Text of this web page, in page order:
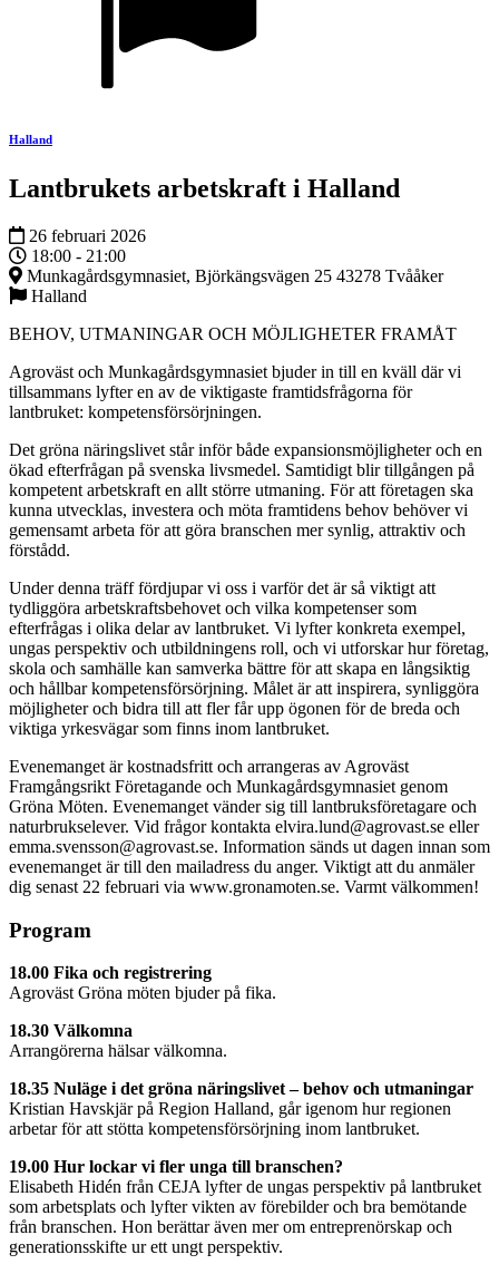
Halland
Lantbrukets arbetskraft i Halland
26 februari 2026
18:00 - 21:00
Munkagårdsgymnasiet, Björkängsvägen 25 43278 Tvååker
Halland
BEHOV, UTMANINGAR OCH MÖJLIGHETER FRAMÅT
Agroväst och Munkagårdsgymnasiet bjuder in till en kväll där vi
tillsammans lyfter en av de viktigaste framtidsfrågorna för
lantbruket: kompetensförsörjningen.
Det gröna näringslivet står inför både expansionsmöjligheter och en
ökad efterfrågan på svenska livsmedel. Samtidigt blir tillgången på
kompetent arbetskraft en allt större utmaning. För att företagen ska
kunna utvecklas, investera och möta framtidens behov behöver vi
gemensamt arbeta för att göra branschen mer synlig, attraktiv och
förstådd.
Under denna träff fördjupar vi oss i varför det är så viktigt att
tydliggöra arbetskraftsbehovet och vilka kompetenser som
efterfrågas i olika delar av lantbruket. Vi lyfter konkreta exempel,
ungas perspektiv och utbildningens roll, och vi utforskar hur företag,
skola och samhälle kan samverka bättre för att skapa en långsiktig
och hållbar kompetensförsörjning. Målet är att inspirera, synliggöra
möjligheter och bidra till att fler får upp ögonen för de breda och
viktiga yrkesvägar som finns inom lantbruket.
Evenemanget är kostnadsfritt och arrangeras av Agroväst
Framgångsrikt Företagande och Munkagårdsgymnasiet genom
Gröna Möten. Evenemanget vänder sig till lantbruksföretagare och
naturbrukselever. Vid frågor kontakta elvira.lund@agrovast.se eller
emma.svensson@agrovast.se. Information sänds ut dagen innan som
evenemanget är till den mailadress du anger. Viktigt att du anmäler
dig senast 22 februari via www.gronamoten.se. Varmt välkommen!
Program
18.00 Fika och registrering
Agroväst Gröna möten bjuder på fika.
18.30 Välkomna
Arrangörerna hälsar välkomna.
18.35 Nuläge i det gröna näringslivet – behov och utmaningar
Kristian Havskjär på Region Halland, går igenom hur regionen
arbetar för att stötta kompetensförsörjning inom lantbruket.
19.00 Hur lockar vi fler unga till branschen?
Elisabeth Hidén från CEJA lyfter de ungas perspektiv på lantbruket
som arbetsplats och lyfter vikten av förebilder och bra bemötande
från branschen. Hon berättar även mer om entreprenörskap och
generationsskifte ur ett ungt perspektiv.